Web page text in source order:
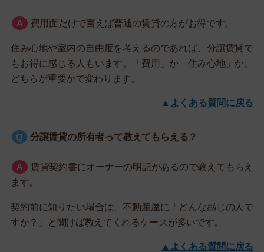
費用面だけで言えば普通の賃貸の方がお得です。
住み心地や室内の自由度を考えるのであれば、分譲賃貸で
もお得に感じる人もいます。「費用」か「住み心地」か、
どちらが重要かで変わります。
▲よくある質問に戻る
分譲賃貸の所有者って教えてもらえる？
賃貸契約書にオーナーの明記があるので教えてもらえ
ます。
契約前に知りたい場合は、不動産屋に「どんな感じの人で
すか？」と聞けば教えてくれるケースが多いです。
▲よくある質問に戻る